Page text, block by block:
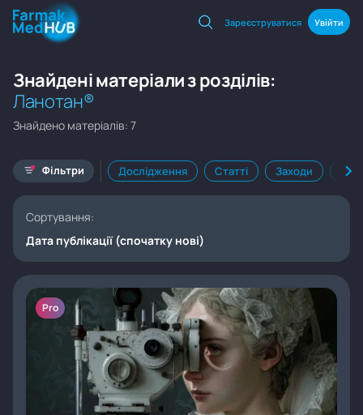
Зареєструватися Увійти
Знайдені матеріали з розділів:
Ланотан®
Знайдено матеріалів: 7
Фільтри Дослідження Статті Заходи
Сортування:
Дата публікації (спочатку нові)
Pro